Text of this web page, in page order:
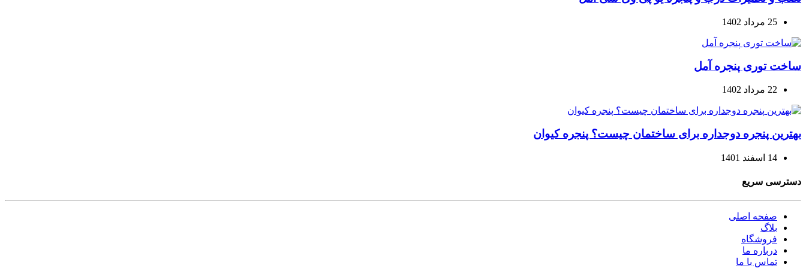
25 مرداد 1402
ساخت توری پنجره آمل
22 مرداد 1402
بهترین پنجره دوجداره برای ساختمان چیست؟ پنجره کیوان
14 اسفند 1401
دسترسی سریع
صفحه اصلی
بلاگ
فروشگاه
درباره ما
تماس با ما